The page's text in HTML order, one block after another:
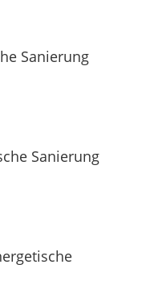
Sanierung
Sanierung